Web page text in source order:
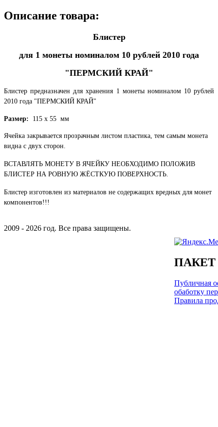
Описание товара:
Блистер
для 1 монеты номиналом 10 рублей 2010 года
"ПЕРМСКИЙ КРАЙ"
Блистер предназначен для хранения 1 монеты номиналом 10 рублей
2010 года "ПЕРМСКИЙ КРАЙ"
Размер: 115 х 55 мм
Ячейка закрывается прозрачным листом пластика, тем самым монета
видна с двух сторон.
ВСТАВЛЯТЬ МОНЕТУ В ЯЧЕЙКУ НЕОБХОДИМО ПОЛОЖИВ
БЛИСТЕР НА РОВНУЮ ЖЁСТКУЮ ПОВЕРХНОСТЬ.
Блистер изготовлен из материалов не содержащих вредных для монет
компонентов!!!
2009 - 2026 год. Все права защищены.
Публичная
обаботку
Правила